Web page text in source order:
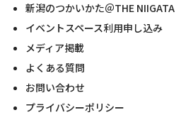
新潟のつかいかた＠THE NIIGATA
イベントスペース利用申し込み
メディア掲載
よくある質問
お問い合わせ
プライバシーポリシー